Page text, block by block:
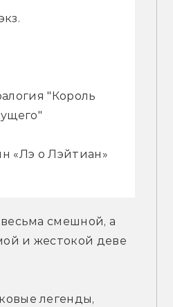
"Король
«Лэ о Лэйтиан»
смешной, а
и жестокой деве
легенды,